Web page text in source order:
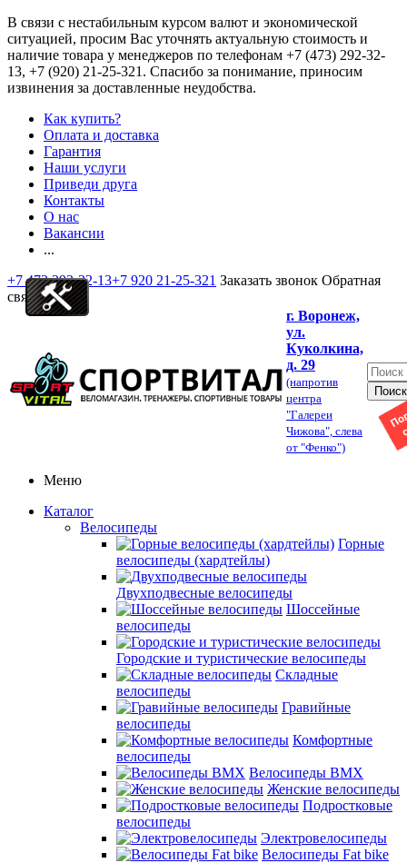
В связи с нестабильным курсом валют и экономической
ситуацией, просим Вас уточнять актуальную стоимость и
наличие товара у менеджеров по телефонам +7 (473) 292-32-
13, +7 (920) 21-25-321 . Спасибо за понимание, приносим
извинения за доставленные неудобства.
Как купить?
Оплата и доставка
Гарантия
Наши услуги
Приведи друга
Контакты
О нас
Вакансии
...
+7 473 292-32-13+7 920 21-25-321 Заказать звонок Обратная
связь
г. Воронеж,
ул.
Куколкина,
д. 29
(напротив
центра
"Галереи
Чижова", слева
от "Фенко")
Меню
Каталог
Велосипеды
Горные
велосипеды (хардтейлы)
Двухподвесные велосипеды
Шоссейные
велосипеды
Городские и туристические велосипеды
Складные
велосипеды
Гравийные
велосипеды
Комфортные
велосипеды
Велосипеды BMX
Женские велосипеды
Подростковые
велосипеды
Электровелосипеды
Велосипеды Fat bike